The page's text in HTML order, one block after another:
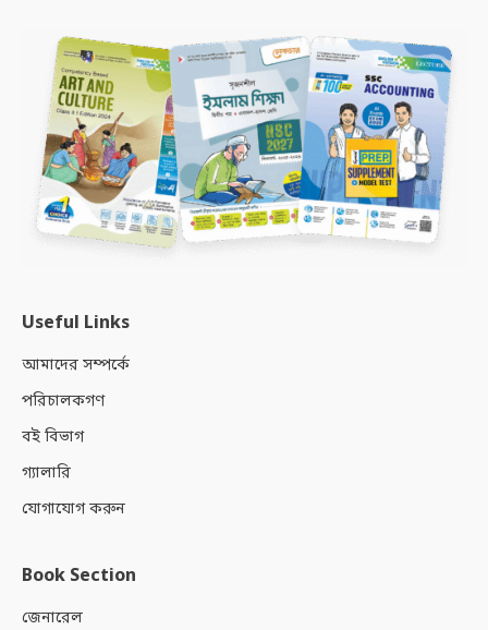
Useful Links
আমাদের সম্পর্কে
পরিচালকগণ
বই বিভাগ
গ্যালারি
যোগাযোগ করুন
Book Section
জেনারেল